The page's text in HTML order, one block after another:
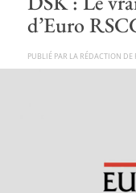
d’Euro
PAR LA RÉDACTION DE